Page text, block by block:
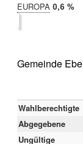
EUROPA 2019:
0,6 %
Gemeinde
Wahlberechtigte
Abgegebene
Ungültige